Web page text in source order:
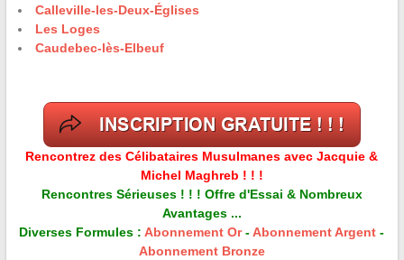
Calleville-les-Deux-Églises
Les Loges
Caudebec-lès-Elbeuf
Rencontrez des Célibataires Musulmanes avec Jacquie &
Michel Maghreb ! ! !
Rencontres Sérieuses ! ! ! Offre d'Essai & Nombreux
Avantages ...
Diverses Formules :Abonnement Or-Abonnement Argent -
Abonnement Bronze